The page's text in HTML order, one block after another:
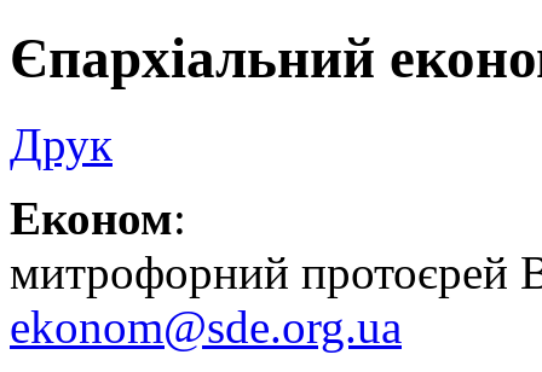
Єпархіальний
Друк
Економ:
митрофорний протоєрей
ekonom@sde.org.ua